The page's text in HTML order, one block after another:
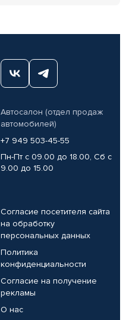
Автосалон (отдел продаж
автомобилей)
+7 949 503-45-55
Пн-Пт с 09.00 до 18.00, Сб с
9.00 до 15.00
Согласие посетителя сайта
на обработку
персональных данных
Политика
конфиденциальности
Согласие на получение
рекламы
О нас